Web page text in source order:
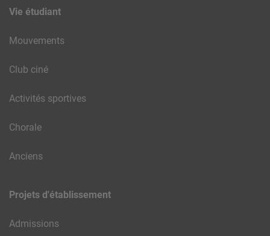
Vie étudiant
Mouvements
Club ciné
Activités sportives
Chorale
Anciens
Projets d'établissement
Admissions